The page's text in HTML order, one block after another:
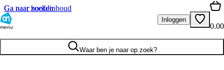
Ga naar hoofdinhoud
Ga naar zoeken
menu
Inloggen
0.00
Waar ben je naar op zoek?